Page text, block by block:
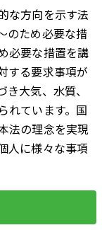
な方向を示す法
のため必要な措
必要な措置を講
する要求事項が
大気、水質、
れています。国
法の理念を実現
人に様々な事項